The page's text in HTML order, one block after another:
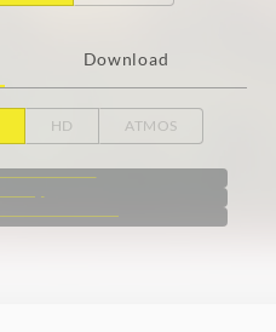
Download
HD ATMOS